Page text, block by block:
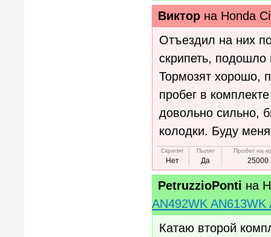
Виктор на Honda
Отъездил на них
скрипеть,
Тормозят хорошо,
пробег в
довольно сильно,
колодки. Буду
Скрипят
Нет
Пылят
Да
Пробег на
25000
PetruzzioPonti на
AN492WK AN613WK
Катаю второй